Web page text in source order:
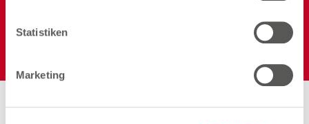
Statistiken
Marketing
Stores in der Nähe von